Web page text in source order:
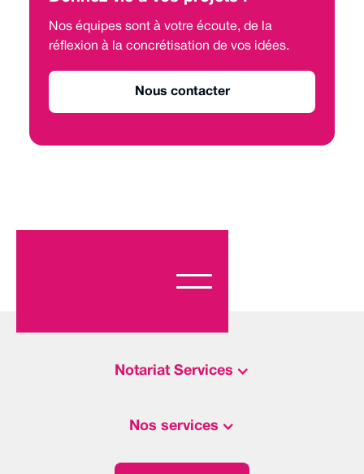
Nos équipes sont à votre écoute, de la
réflexion à la concrétisation de vos idées.
Nous contacter
Notariat Services
Nos services